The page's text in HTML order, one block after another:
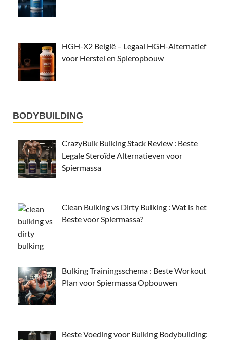
HGH-X2 België – Legaal HGH-Alternatief
voor Herstel en Spieropbouw
BODYBUILDING
CrazyBulk Bulking Stack Review : Beste
Legale Steroïde Alternatieven voor
Spiermassa
Clean Bulking vs Dirty Bulking : Wat is het
Beste voor Spiermassa?
Bulking Trainingsschema : Beste Workout
Plan voor Spiermassa Opbouwen
Beste Voeding voor Bulking Bodybuilding: